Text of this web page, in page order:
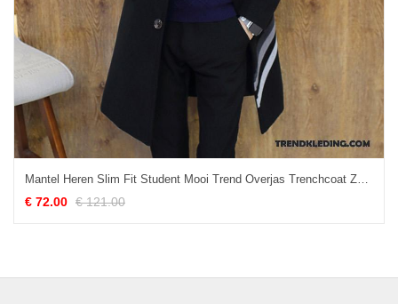
Mantel Heren Slim Fit Student Mooi Trend Overjas Trenchcoat Zwart
€ 72.00 € 121.00